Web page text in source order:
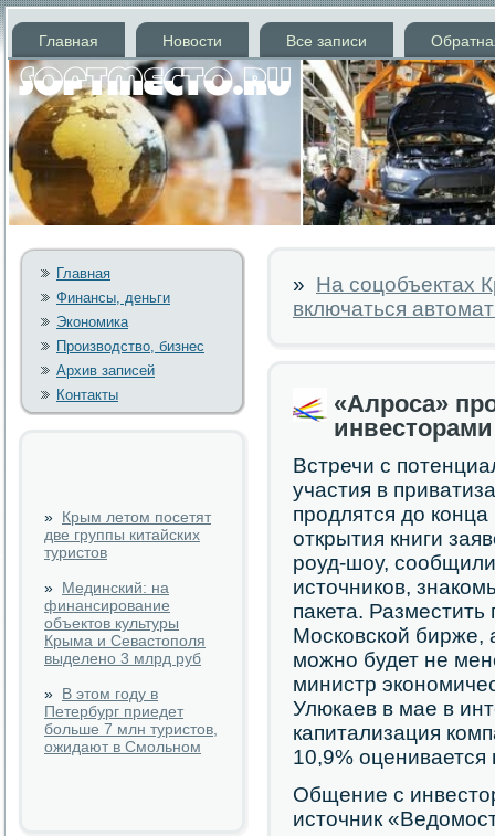
Главная Новости Все записи
Главная
Финансы, деньги
Экономика
Производство, бизнес
Архив записей
Контакты
» Крым летом посетят
две группы китайских
туристов
» Мединский: на
финансирование
объектов культуры
Крыма и Севастополя
выделено 3 млрд руб
» В этом году в
Петербург приедет
больше 7 млн туристов,
ожидают в Смольном
» На соцобъектах
включаться
«Алроса»
Встречи с
участия в
продлятся до
открытия книги
роуд-шоу,
источников,
пакета.
Московской бирже,
можно будет не
министр
Улюкаев в мае в
капитализация
10,9%
Общение с
источник